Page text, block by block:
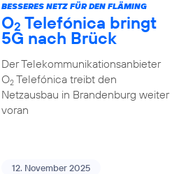
BESSERES NETZ FÜR DEN FLÄMING
O2 Telefónica bringt
5G nach Brück
Der Telekommunikationsanbieter
O2Telefónica treibt den
Netzausbau in Brandenburg weiter
voran
12. November 2025